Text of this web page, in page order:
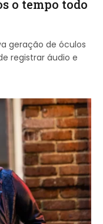
o tempo todo
geração de óculos
registrar áudio e